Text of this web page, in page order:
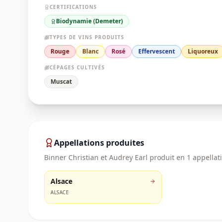
CERTIFICATIONS
Biodynamie (Demeter)
TYPES DE VINS PRODUITS
Rouge Blanc Rosé Effervescent Liquoreux
CÉPAGES CULTIVÉS
Muscat
Appellations produites
Binner Christian et Audrey Earl produit en 1
Alsace
ALSACE